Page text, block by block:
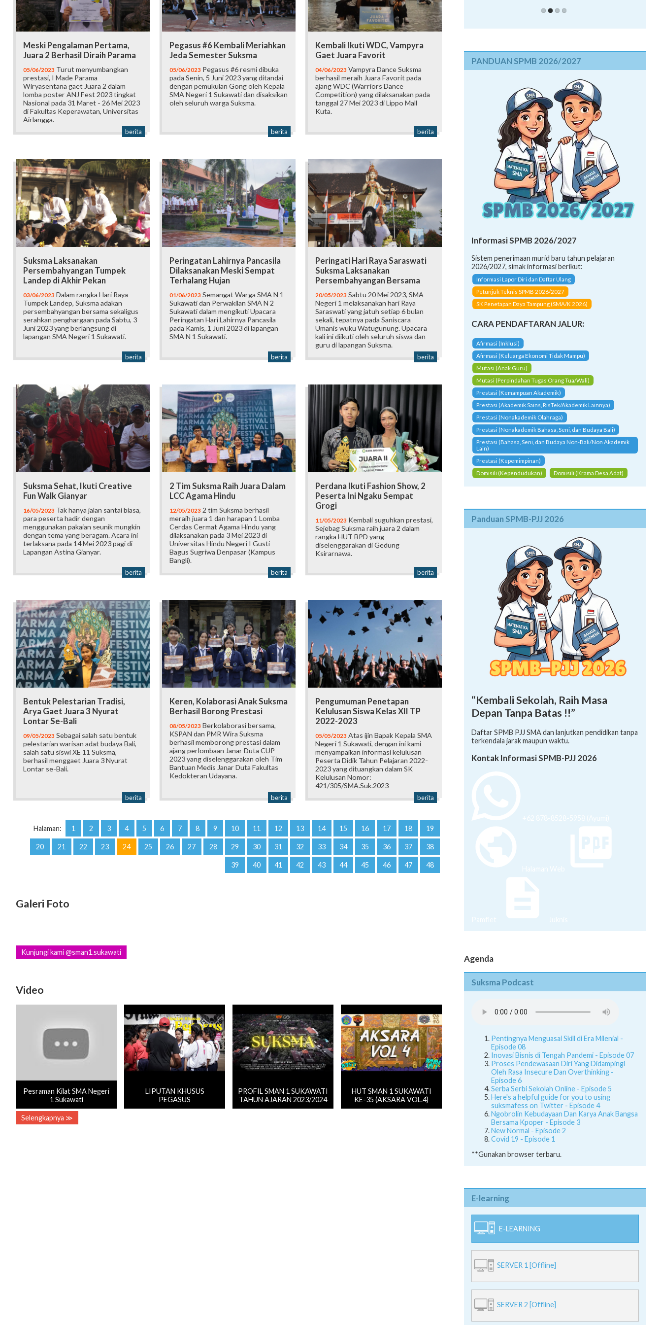
Meski Pengalaman Pertama,
Juara 2 Berhasil Diraih Parama
05/06/2023 Turut menyumbangkan
prestasi, I Made Parama
Wiryasentana gaet Juara 2 dalam
lomba poster ANJ Fest 2023 tingkat
Nasional pada 31 Maret - 26 Mei 2023
di Fakultas Keperawatan, Universitas
Airlangga.
berita
Pegasus #6 Kembali Meriahkan
Jeda Semester Suksma
05/06/2023 Pegasus #6 resmi dibuka
pada Senin, 5 Juni 2023 yang ditandai
dengan pemukulan Gong oleh Kepala
SMA Negeri 1 Sukawati dan disaksikan
oleh seluruh warga Suksma.
berita
Kembali Ikuti WDC, Vampyra
Gaet Juara Favorit
04/06/2023 Vampyra Dance Suksma
berhasil meraih Juara Favorit pada
ajang WDC (Warriors Dance
Competition) yang dilaksanakan pada
tanggal 27 Mei 2023 di Lippo Mall
Kuta.
berita
Suksma Laksanakan
Persembahyangan Tumpek
Landep di Akhir Pekan
03/06/2023 Dalam rangka Hari Raya
Tumpek Landep, Suksma adakan
persembahyangan bersama sekaligus
serahkan penghargaan pada Sabtu, 3
Juni 2023 yang berlangsung di
lapangan SMA Negeri 1 Sukawati.
berita
Peringatan Lahirnya Pancasila
Dilaksanakan Meski Sempat
Terhalang Hujan
01/06/2023 Semangat Warga SMA N 1
Sukawati dan Perwakilan SMA N 2
Sukawati dalam mengikuti Upacara
Peringatan Hari Lahirnya Pancasila
pada Kamis, 1 Juni 2023 di lapangan
SMA N 1 Sukawati.
berita
Peringati Hari Raya Saraswati
Suksma Laksanakan
Persembahyangan Bersama
20/05/2023 Sabtu 20 Mei 2023, SMA
Negeri 1 melaksanakan hari Raya
Saraswati yang jatuh setiap 6 bulan
sekali, tepatnya pada Saniscara
Umanis wuku Watugunung. Upacara
kali ini diikuti oleh seluruh siswa dan
guru di lapangan Suksma.
berita
Suksma Sehat, Ikuti Creative
Fun Walk Gianyar
16/05/2023 Tak hanya jalan santai biasa,
para peserta hadir dengan
menggunakan pakaian seunik mungkin
dengan tema yang beragam. Acara ini
terlaksana pada 14 Mei 2023 pagi di
Lapangan Astina Gianyar.
berita
2 Tim Suksma Raih Juara Dalam
LCC Agama Hindu
12/05/2023 2 tim Suksma berhasil
meraih juara 1 dan harapan 1 Lomba
Cerdas Cermat Agama Hindu yang
dilaksanakan pada 3 Mei 2023 di
Universitas Hindu Negeri I Gusti
Bagus Sugriwa Denpasar (Kampus
Bangli).
berita
Perdana Ikuti Fashion Show, 2
Peserta Ini Ngaku Sempat
Grogi
11/05/2023 Kembali suguhkan prestasi,
Sejebag Suksma raih juara 2 dalam
rangka HUT BPD yang
diselenggarakan di Gedung
Ksirarnawa.
berita
Bentuk Pelestarian Tradisi,
Arya Gaet Juara 3 Nyurat
Lontar Se-Bali
09/05/2023 Sebagai salah satu bentuk
pelestarian warisan adat budaya Bali,
salah satu siswi XE 11 Suksma,
berhasil menggaet Juara 3 Nyurat
Lontar se-Bali.
berita
Keren, Kolaborasi Anak Suksma
Berhasil Borong Prestasi
08/05/2023 Berkolaborasi bersama,
KSPAN dan PMR Wira Suksma
berhasil memborong prestasi dalam
ajang perlombaan Janar Dūta CUP
2023 yang diselenggarakan oleh Tim
Bantuan Medis Janar Duta Fakultas
Kedokteran Udayana.
berita
Pengumuman Penetapan
Kelulusan Siswa Kelas XII TP
2022-2023
05/05/2023 Atas ijin Bapak Kepala SMA
Negeri 1 Sukawati, dengan ini kami
menyampaikan informasi kelulusan
Peserta Didik Tahun Pelajaran 2022-
2023 yang dituangkan dalam SK
Kelulusan Nomor:
421/305/SMA.Suk.2023
berita
Halaman: 1 2 3 4 5 6 7 8 9 10 11 12 13 14 15 16 17 18 19
20 21 22 23 24 25 26 27 28 29 30 31 32 33 34 35 36 37 38
39 40 41 42 43 44 45 46 47 48
Galeri Foto
Kunjungi kami @sman1.sukawati
Video
Pesraman Kilat SMA Negeri
1 Sukawati
LIPUTAN KHUSUS
PEGASUS
PROFIL SMAN 1 SUKAWATI
TAHUN AJARAN 2023/2024
HUT SMAN 1 SUKAWATI
KE-35 (AKSARA VOL.4)
Selengkapnya ≫
PANDUAN SPMB 2026/2027
Informasi SPMB 2026/2027
Sistem penerimaan murid baru tahun pelajaran
2026/2027, simak informasi berikut:
Informasi Lapor Diri dan Daftar Ulang
Petunjuk Teknis SPMB 2026/2027
SK Penetapan Daya Tampung (SMA/K 2026)
CARA PENDAFTARAN JALUR:
Afirmasi (Inklusi)
Afirmasi (Keluarga Ekonomi Tidak Mampu)
Mutasi (Anak Guru)
Mutasi (Perpindahan Tugas Orang Tua/Wali)
Prestasi (Kemampuan Akademik)
Prestasi (Akademik Sains, RisTek/Akademik Lainnya)
Prestasi (Nonakademik Olahraga)
Prestasi (Nonakademik Bahasa, Seni, dan Budaya Bali)
Prestasi (Bahasa, Seni, dan Budaya Non-Bali/Non Akademik
Lain)
Prestasi (Kepemimpinan)
Domisili (Kependudukan)
Domisili (Krama Desa Adat)
Panduan SPMB-PJJ 2026
“Kembali Sekolah, Raih Masa
Depan Tanpa Batas !!”
Daftar SPMB PJJ SMA dan lanjutkan pendidikan tanpa
terkendala jarak maupun waktu.
Kontak Informasi SPMB-PJJ 2026
+62 878-8528-5958 (Ayumi)
Halaman Web
Pamflet Juknis
Agenda
Suksma Podcast
Pentingnya Menguasai Skill di Era Milenial -
Episode 08
Inovasi Bisnis di Tengah Pandemi - Episode 07
Proses Pendewasaan Diri Yang Didampingi
Oleh Rasa Insecure Dan Overthinking -
Episode 6
Serba Serbi Sekolah Online - Episode 5
Here's a helpful guide for you to using
suksmafess on Twitter - Episode 4
Ngobrolin Kebudayaan Dan Karya Anak Bangsa
Bersama Kpoper - Episode 3
New Normal - Episode 2
Covid 19 - Episode 1
**Gunakan browser terbaru.
E-learning
E-LEARNING
SERVER 1 [Offline]
SERVER 2 [Offline]